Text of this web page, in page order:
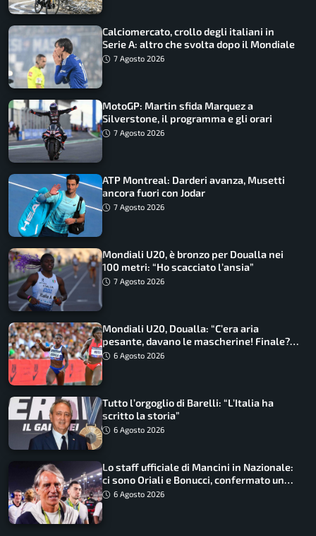
Calciomercato, crollo degli italiani in
Serie A: altro che svolta dopo il Mondiale
7 Agosto 2026
MotoGP: Martin sfida Marquez a
Silverstone, il programma e gli orari
7 Agosto 2026
ATP Montreal: Darderi avanza, Musetti
ancora fuori con Jodar
7 Agosto 2026
Mondiali U20, è bronzo per Doualla nei
100 metri: “Ho scacciato l’ansia”
7 Agosto 2026
Mondiali U20, Doualla: “C’era aria
pesante, davano le mascherine! Finale?
Non ho nulla da perdere”
6 Agosto 2026
Tutto l’orgoglio di Barelli: “L’Italia ha
scritto la storia”
6 Agosto 2026
Lo staff ufficiale di Mancini in Nazionale:
ci sono Oriali e Bonucci, confermato un
ritorno
6 Agosto 2026